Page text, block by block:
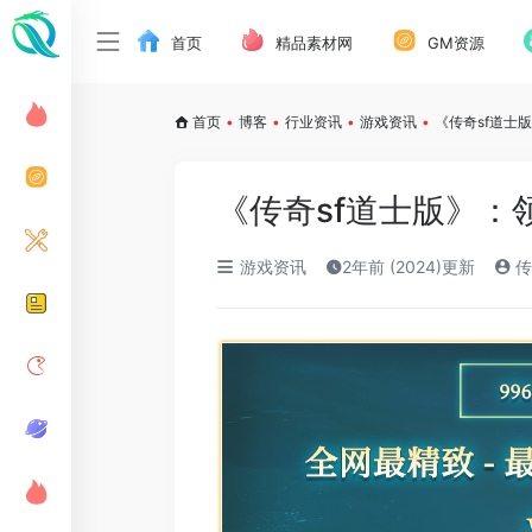
首页 精品素材网 GM资源
首页 • 博客 • 行业资讯 • 游戏资讯 • 《传奇sf道士
《传奇sf道士版》
游戏资讯 2年前 (2024)更新